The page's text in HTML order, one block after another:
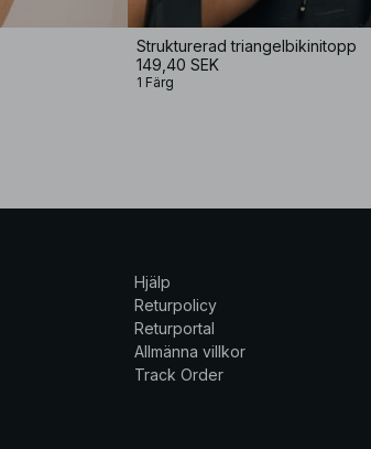
Strukturerad triangelbikinitopp
149,40 SEK
1 Färg
Hjälp
Returpolicy
Returportal
Allmänna villkor
Track Order